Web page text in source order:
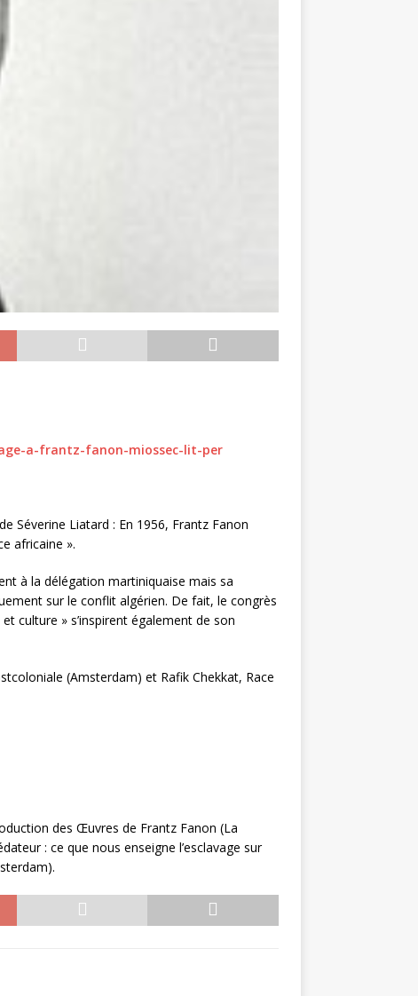
a-frantz-fanon-miossec-lit-per
Séverine Liatard : En 1956, Frantz Fanon
africaine ».
à la délégation martiniquaise mais sa
sur le conflit algérien. De fait, le congrès
culture » s’inspirent également de son
(Amsterdam) et Rafik Chekkat, Race
des Œuvres de Frantz Fanon (La
: ce que nous enseigne l’esclavage sur